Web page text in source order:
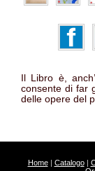
Il Libro è,
consente di far
delle opere del
Home| Catalogo|